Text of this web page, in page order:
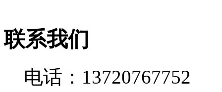
联系我们
电话：13720767752